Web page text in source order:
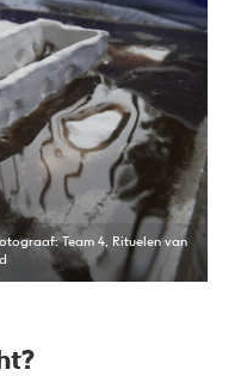
Team 4, Rituelen van